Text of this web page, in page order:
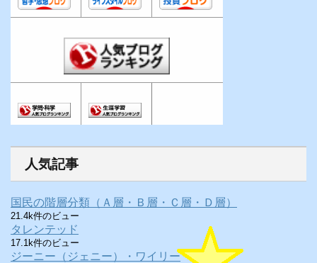
人気記事
国民の階層分類（Ａ層・Ｂ層・Ｃ層・Ｄ層）
21.4k件のビュー
タレンテッド
17.1k件のビュー
ジーニー（ジェニー）・ワイリー